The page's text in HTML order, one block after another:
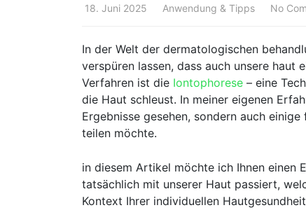
18. Juni 2025 Anwendung & Tipps No
In der Welt der​ dermatologischen‌
verspüren ‌lassen, dass​ auch unsere⁢ haut
Verfahren ist die‌ Iontophorese – eine
die Haut schleust. In‍ meiner ‍eigenen
Ergebnisse gesehen, ⁤sondern⁢ auch einige
teilen möchte.
in ​diesem Artikel möchte ich​ Ihnen einen
tatsächlich mit unserer Haut passiert,
Kontext Ihrer individuellen